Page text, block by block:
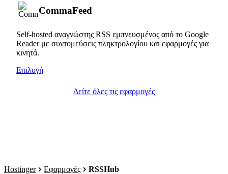
CommaFeed
Self-hosted αναγνώστης RSS εμπνευσμένος από το Google
Reader με συντομεύσεις πληκτρολογίου και εφαρμογές για
κινητά.
Επιλογή
Δείτε όλες τις εφαρμογές
Hostinger Εφαρμογές RSSHub